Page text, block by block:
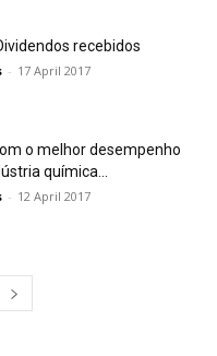
recebidos
- 17 April 2017
o melhor desempenho
química…
- 12 April 2017